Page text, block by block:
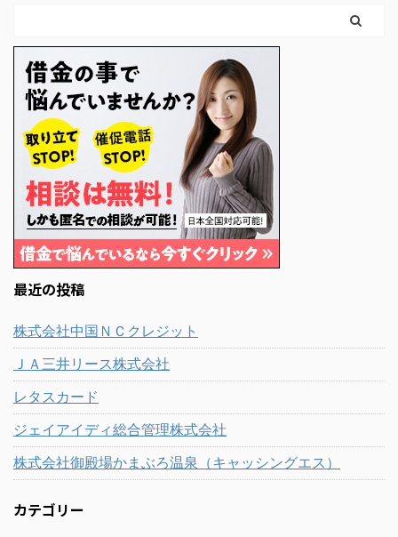
最近の投稿
株式会社中国ＮＣクレジット
ＪＡ三井リース株式会社
レタスカード
ジェイアイディ総合管理株式会社
株式会社御殿場かまぶろ温泉（キャッシングエス）
カテゴリー